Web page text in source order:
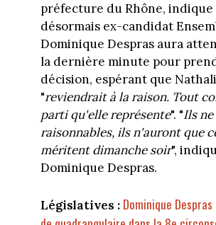
préfecture du Rhône, indique
désormais ex-candidat
Dominique Despras aura
la dernière minute pour
décision, espérant que
"reviendrait à la raison. Tout
parti qu'elle représente". "Ils
raisonnables, ils n'auront que
méritent dimanche soir",
Dominique Despras.
Législatives : Dominique